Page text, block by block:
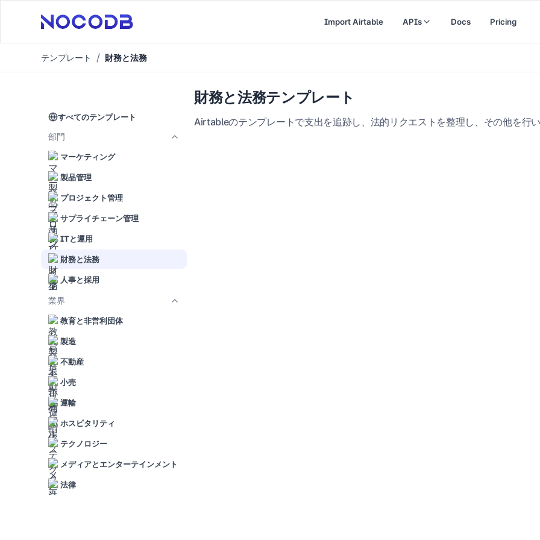
Import Airtable APIs Docs Pricing
テンプレート 財務と法務
すべてのテンプレート
部門
マーケティング
製品管理
プロジェクト管理
サプライチェーン管理
ITと運用
財務と法務
人事と採用
業界
教育と非営利団体
製造
不動産
小売
運輸
ホスピタリティ
テクノロジー
メディアとエンターテインメント
法律
財務と法務テンプレート
Airtableのテンプレートで支出を追跡し、法的リクエストを整理し、その他を行い